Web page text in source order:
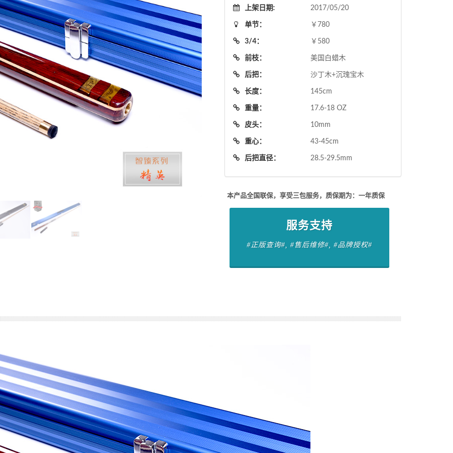
上架日期: 2017/05/20
单节： ￥780
3/4： ￥580
前枝： 美国白蜡木
后把： 沙丁木+沉瑰宝木
长度： 145cm
重量： 17.6-18 OZ
皮头： 10mm
重心： 43-45cm
后把直径： 28.5-29.5mm
本产品全国联保，享受三包服务，质保期为：一年质保
服务支持
#正版查询#, #售后维修#, #品牌授权#